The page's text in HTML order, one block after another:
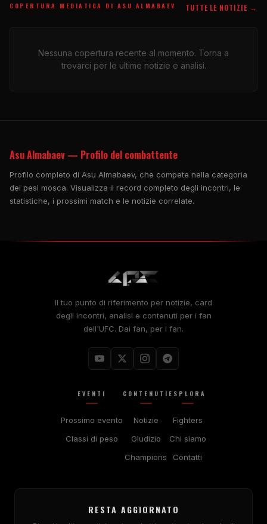
COPERTURA MEDIATICA DI ASU ALMABAEV TUTTE LE NOTIZIE →
Nessuna copertura recente al momento. Torna a
trovarci per le ultime notizie e analisi.
Asu Almabaev — Profilo del combattente
Profilo completo di Asu Almabaev, che compete nella categoria
dei pesi mosca. Visualizza il record completo degli incontri, le
statistiche, i prossimi match e le notizie correlate.
Il tuo punto di riferimento per notizie, card
degli incontri, analisi e contenuti per i fan
dell'UFC. Dai fan, per i fan.
EVENTI
Prossimo evento
Classi di peso
CONTENUTI
Notizie
Giudizio
Champions
ESPLORA
Fighters
Chi siamo
Contatti
RESTA AGGIORNATO